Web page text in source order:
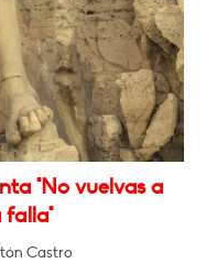
"No vuelvas a
falla"
Castro